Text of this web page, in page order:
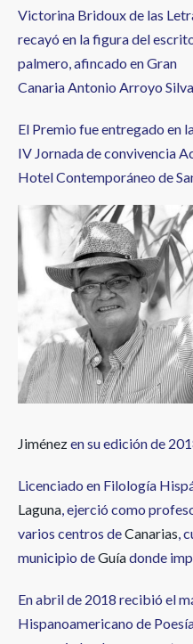
Victorina Bridoux de las
recayó en la figura del
palmero, afincado en Gran
Canaria Antonio Arroyo
El Premio fue entregado en
IV Jornada de convivencia
Hotel Contemporáneo de
Jiménezen su edición de
Licenciado en Filología
Laguna, ejerció como
varios centros deCanarias,
municipio deGuíadonde
En abril de 2018 recibió el
Hispanoamericano de